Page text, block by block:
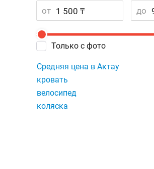
от до
Только с фото
Средняя цена в Актау
кровать
велосипед
коляска